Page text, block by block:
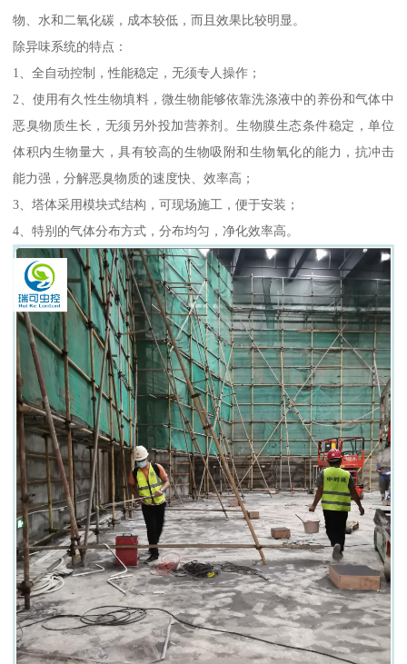
物、水和二氧化碳，成本较低，而且效果比较明显。
除异味系统的特点：
1、全自动控制，性能稳定，无须专人操作；
2、使用有久性生物填料，微生物能够依靠洗涤液中的养份和气体中
恶臭物质生长，无须另外投加营养剂。生物膜生态条件稳定，单位
体积内生物量大，具有较高的生物吸附和生物氧化的能力，抗冲击
能力强，分解恶臭物质的速度快、效率高；
3、塔体采用模块式结构，可现场施工，便于安装；
4、特别的气体分布方式，分布均匀，净化效率高。